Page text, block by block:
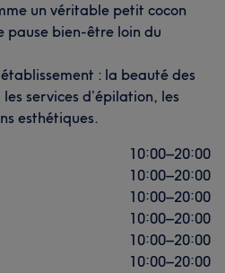
un véritable petit cocon
pause bien-être loin du
: la beauté des
services d’épilation, les
esthétiques.
10:00–20:00
10:00–20:00
10:00–20:00
10:00–20:00
10:00–20:00
10:00–20:00